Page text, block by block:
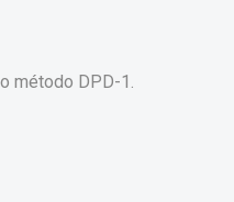
método DPD-1.